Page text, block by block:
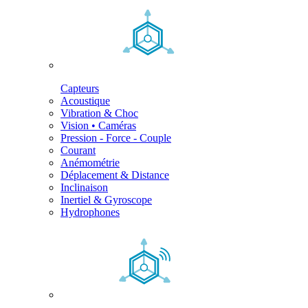
Capteurs
Acoustique
Vibration & Choc
Vision • Caméras
Pression - Force - Couple
Courant
Anémométrie
Déplacement & Distance
Inclinaison
Inertiel & Gyroscope
Hydrophones